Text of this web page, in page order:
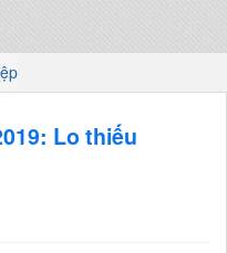
Lo thiếu